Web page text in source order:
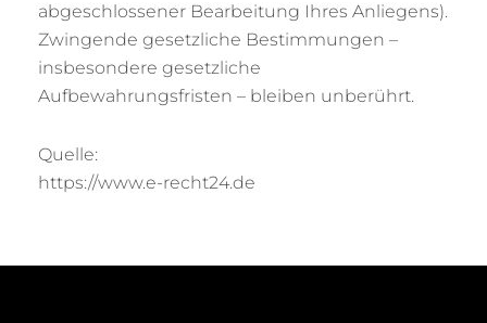
abgeschlossener Bearbeitung Ihres Anliegens).
Zwingende gesetzliche Bestimmungen –
insbesondere gesetzliche
Aufbewahrungsfristen – bleiben unberührt.
Quelle:
https://www.e-recht24.de